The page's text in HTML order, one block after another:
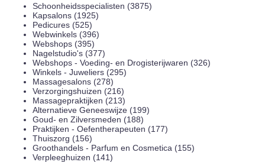
Schoonheidsspecialisten (3875)
Kapsalons (1925)
Pedicures (525)
Webwinkels (396)
Webshops (395)
Nagelstudio's (377)
Webshops - Voeding- en Drogisterijwaren (326)
Winkels - Juweliers (295)
Massagesalons (278)
Verzorgingshuizen (216)
Massagepraktijken (213)
Alternatieve Geneeswijze (199)
Goud- en Zilversmeden (188)
Praktijken - Oefentherapeuten (177)
Thuiszorg (156)
Groothandels - Parfum en Cosmetica (155)
Verpleeghuizen (141)